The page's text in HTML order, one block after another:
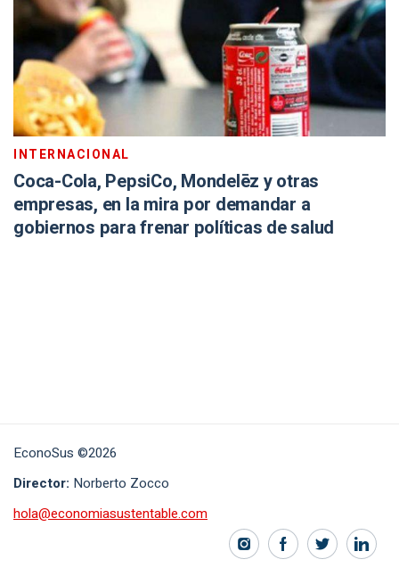
INTERNACIONAL
Coca-Cola, PepsiCo, Mondelēz y otras
empresas, en la mira por demandar a
gobiernos para frenar políticas de salud
EconoSus ©2026
Director: Norberto Zocco
hola@economiasustentable.com